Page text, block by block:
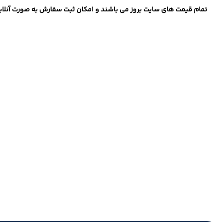
تمام قیمت های سایت بروز می باشند و امکان ثبت سفارش به صورت